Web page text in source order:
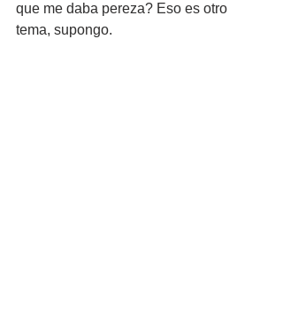
que me daba pereza? Eso es otro
tema, supongo.